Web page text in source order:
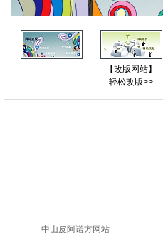
【改版网站】
轻松改版>>
中山皮阿诺方网站